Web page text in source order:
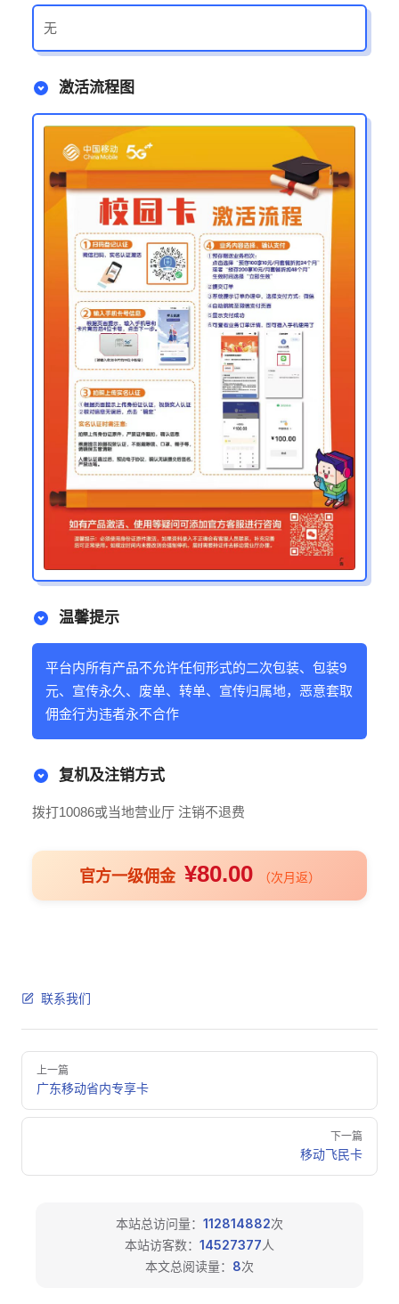
无
激活流程图
温馨提示
平台内所有产品不允许任何形式的二次包装、包装9
元、宣传永久、废单、转单、宣传归属地，恶意套取
佣金行为违者永不合作
复机及注销方式
拨打10086或当地营业厅 注销不退费
官方一级佣金 ¥80.00 （次月返）
联系我们
Pager
上一篇
广东移动省内专享卡
下一篇
移动飞民卡
本站总访问量： 112814882次
本站访客数： 14527377人
本文总阅读量： 8次